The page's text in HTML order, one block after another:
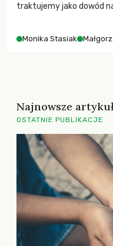
traktujemy jako dowód
Monika Stasiak
Najnowsze
OSTATNIE PUBLIKACJE